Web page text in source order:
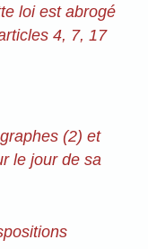
loi est abrogé
4, 7, 17
(2) et
le jour de sa